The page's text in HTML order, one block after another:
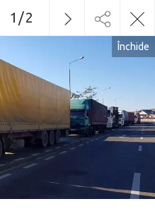
Închide
1 /2